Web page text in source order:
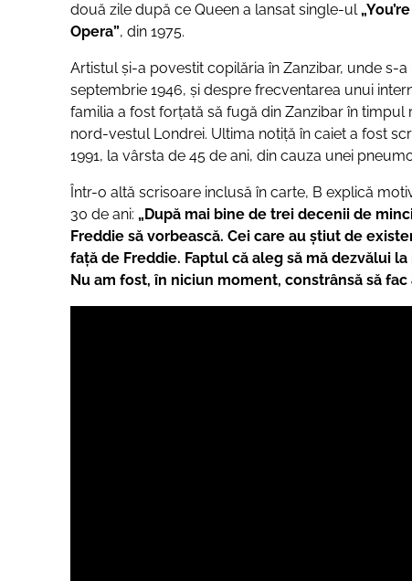
două zile după ce Queen a lansat single-ul
Opera”, din 1975.
Artistul și-a povestit copilăria în Zanzibar, unde s-
septembrie 1946, și despre frecventarea unui
familia a fost forțată să fugă din Zanzibar în timpul
nord-vestul Londrei. Ultima notiță în caiet a fost
1991, la vârsta de 45 de ani, din cauza unei
Într-o altă scrisoare inclusă în carte, B explică
30 de ani: „După mai bine de trei decenii de
Freddie să vorbească. Cei care au știut de
față de Freddie. Faptul că aleg să mă dezvălui
Nu am fost, în niciun moment, constrânsă să fac